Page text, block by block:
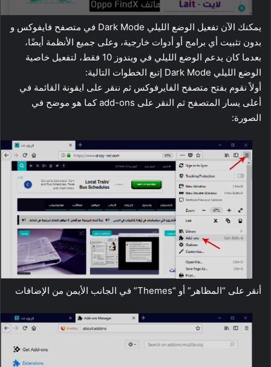
يمكنك الآن تفعيل الوضع الليلي Dark Mode في متصفح فايفوكس و
بدون تثبيت أي برامج أو أدوات خارجية، وعلى جميع الأنظمة أيضًا،
بعدما كان يدعم الوضع الليلي في ويندوز 10 فقط، لتفعيل خاصية
الوضع الليلي Dark Mode إتبع الخطوات التالية:
أولاً نقوم بفتح متصفح الفايرفوكس ثم ننقر على ايقونة القائمة في
أعلى يسار المتصفح ثم النقر على add-ons كما هو موضح في
الصورة:
أنقر على “المظاهر” أو “Themes” في الجانب الأيمن من الإضافات